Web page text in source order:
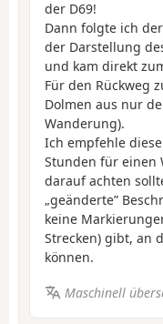
der D69!
Dann folgte ich
der Darstellung
und kam direkt
Für den Rückweg
Dolmen aus nur
Wanderung).
Ich empfehle
Stunden für einen
darauf achten
„geänderte”
keine
Strecken) gibt, an
können.
Maschinell